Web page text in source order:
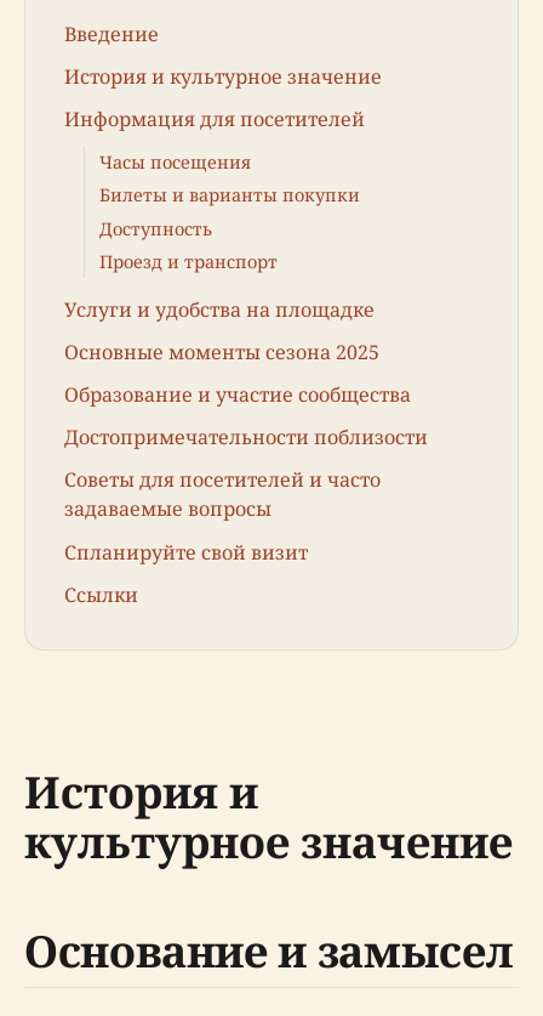
Введение
История и культурное значение
Информация для посетителей
Часы посещения
Билеты и варианты покупки
Доступность
Проезд и транспорт
Услуги и удобства на площадке
Основные моменты сезона 2025
Образование и участие сообщества
Достопримечательности поблизости
Советы для посетителей и часто
задаваемые вопросы
Спланируйте свой визит
Ссылки
История и
культурное значение
Основание и замысел